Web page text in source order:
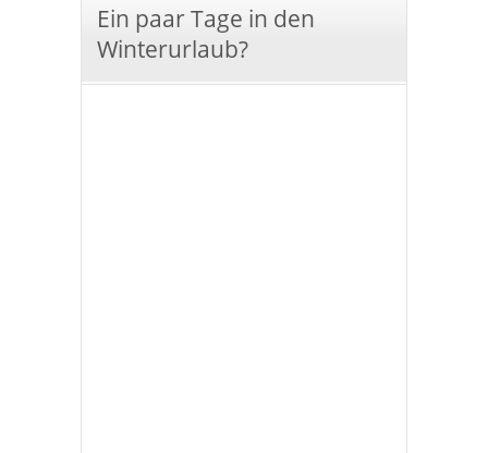
Ein paar Tage in den
Winterurlaub?